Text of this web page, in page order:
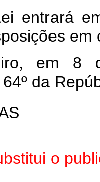
entrará
em
em 8
da
o